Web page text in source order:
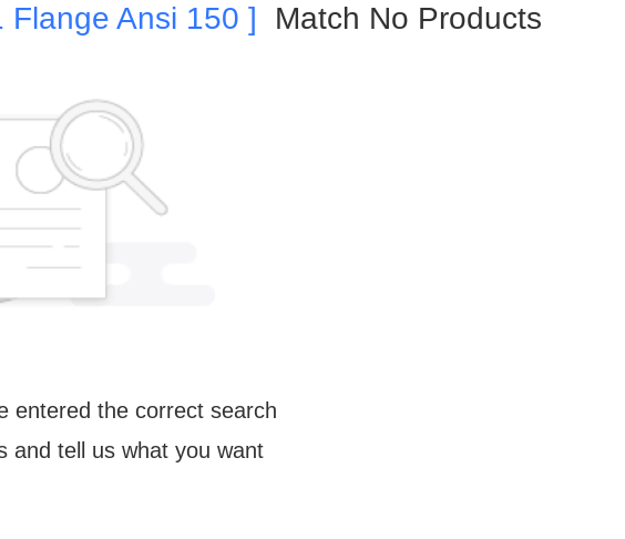
Flange Ansi 150 ] Match No Products
entered the correct search
and tell us what you want